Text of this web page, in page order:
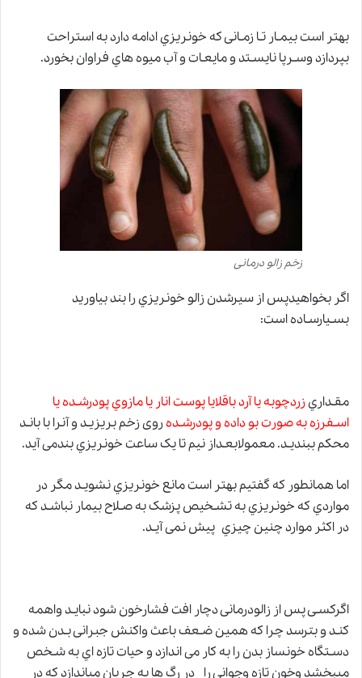
بهتر است بیمـار تـا زمـانی که خونریزي ادامه دارد به استراحت
بپردازد وسـرپا نایسـتد و مایعـات و آب میوه هاي فراوان بخورد.
زخم زالو درمانی
اگر بخواهیدپس از سیرشدنزالو خونریزي را بند بیاورید
بسـیارسـاده است:
مقـداريزردچوبه یا آرد باقلایا پوست انار یا مازوي پودرشـده یا
اسـفرزه به صورت بو داده و پودرشـدهروی زخم بریزیـد و آنرا با بانـد
محکم ببندیـد. معمولابعـداز نیم تا یک ساعت خونریزي بندمی آید.
اما همانطور که گفتیم بهتر است مانع خونریزي نشویـد مگر در
مواردي که خونریزي به تشـخیص پزشک به صـلاح بیمار نباشـد که
در اکثر موارد چنین چیزي پیش نمی آیـد.
اگرکسـی پس از زالودرمانی دچار افت فشارخون شود نبایـد واهمه
کنـد و بترسد چرا که همین ضـعف باعث واکنش جبرانی بـدن شده و
دسـتگاه خونساز بدن را به کار می اندازد و حیات تازه اي به شـخص
میبخشد وخون تازه وجوانی را در رگ ها به جریان میاندازد که در